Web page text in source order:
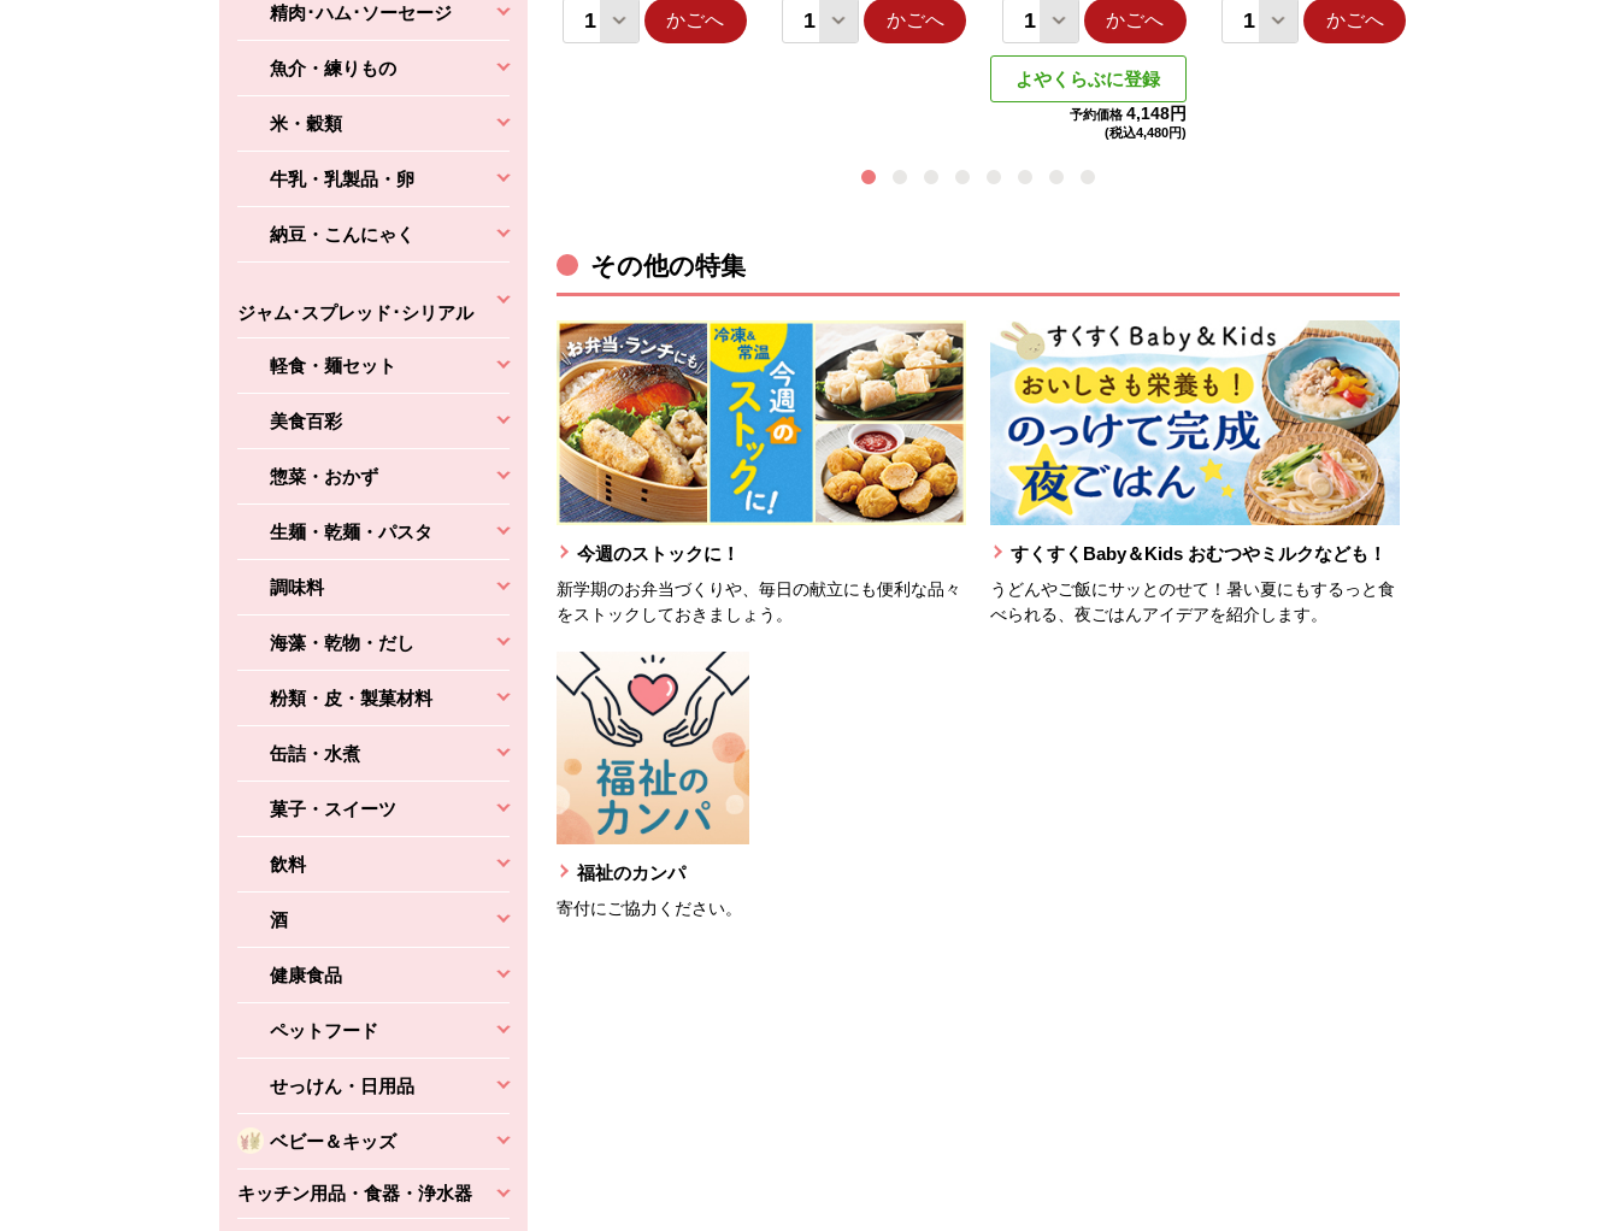
精肉･ハム･ソーセージ
魚介・練りもの
米・穀類
牛乳・乳製品・卵
納豆・こんにゃく
ジャム･スプレッド･シリアル
軽食・麺セット
美食百彩
惣菜・おかず
生麺・乾麺・パスタ
調味料
海藻・乾物・だし
粉類・皮・製菓材料
缶詰・水煮
菓子・スイーツ
飲料
酒
健康食品
ペットフード
せっけん・日用品
ベビー＆キッズ
キッチン用品・食器・浄水器
かごへ かごへ かごへ
よやくらぶに登録
予約価格 4,148円
(税込4,480円)
かごへ
かごへ
その他の特集
今週のストックに！
新学期のお弁当づくりや、毎日の献立にも便利な品々
をストックしておきましょう。
すくすくBaby＆Kids おむつやミルクなども！
うどんやご飯にサッとのせて！暑い夏にもするっと食
べられる、夜ごはんアイデアを紹介します。
福祉のカンパ
寄付にご協力ください。